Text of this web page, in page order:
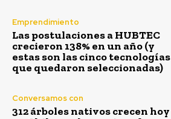
Emprendimiento
Las postulaciones a HUBTEC
crecieron 138% en un año (y
estas son las cinco tecnologías
que quedaron seleccionadas)
Conversamos con
312 árboles nativos crecen hoy